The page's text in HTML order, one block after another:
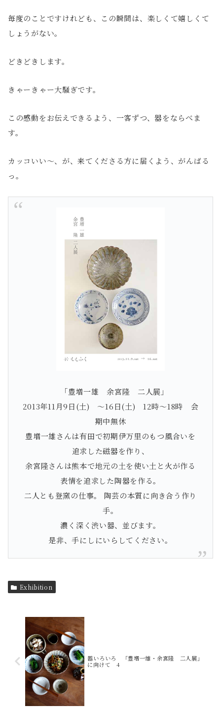
毎度のことですけれども、この瞬間は、楽しくて嬉しくて
しょうがない。
どきどきします。
きゃーきゃー大騒ぎです。
この感動をお伝えできるよう、一客ずつ、器をならべま
す。
カッコいい～、が、来てくださる方に届くよう、がんばる
っ。
「豊増一雄 余宮隆 二人展」
2013年11月9日(土) ～16日(土) 12時～18時 会
期中無休
豊増一雄さんは有田で初期伊万里のもつ風合いを
追求した磁器を作り、
余宮隆さんは熊本で地元の土を使い土と火が作る
表情を追求した陶器を作る。
二人とも登窯の仕事。 陶芸の本質に向き合う作り
手。
濃く深く渋い器、並びます。
是非、手にしにいらしてください。
Exhibition
器いろいろ 「豊増一雄・余宮隆 二人展」
に向けて 4